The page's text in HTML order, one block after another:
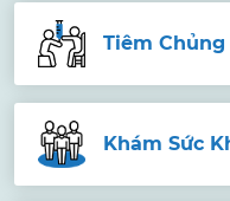
Tiêm Chủng
Khám Sức